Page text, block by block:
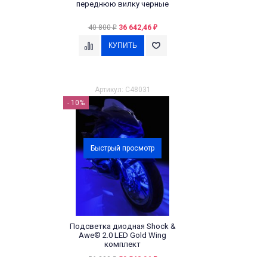
переднюю вилку черные
40 800₽ 36 642,46 ₽
Артикул: C48031
- 10%
Быстрый просмотр
Подсветка диодная Shock &
Awe® 2.0 LED Gold Wing
комплект